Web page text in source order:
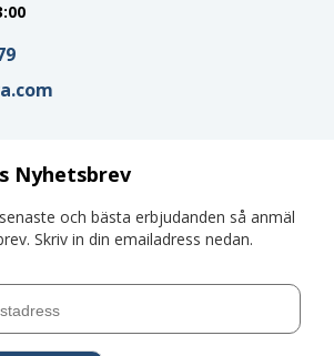
Nyhetsbrev
och bästa erbjudanden så anmäl
Skriv in din emailadress nedan.